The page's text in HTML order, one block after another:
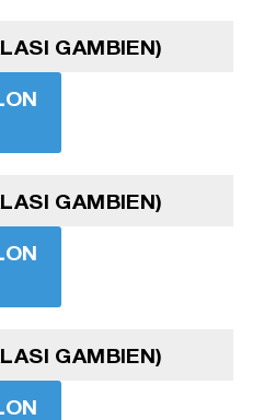
GAMBIEN)
GAMBIEN)
GAMBIEN)